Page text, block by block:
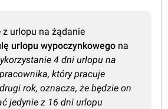
z urlopu na żądanie
urlopu wypoczynkowego na
4 dni urlopu na
który pracuje
rok, oznacza, że będzie on
jedynie z 16 dni urlopu